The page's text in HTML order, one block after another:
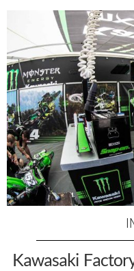
Kawasaki